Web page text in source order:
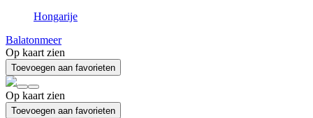
Hongarije
Balatonmeer
Op kaart zien
Toevoegen aan favorieten
Op kaart zien
Toevoegen aan favorieten